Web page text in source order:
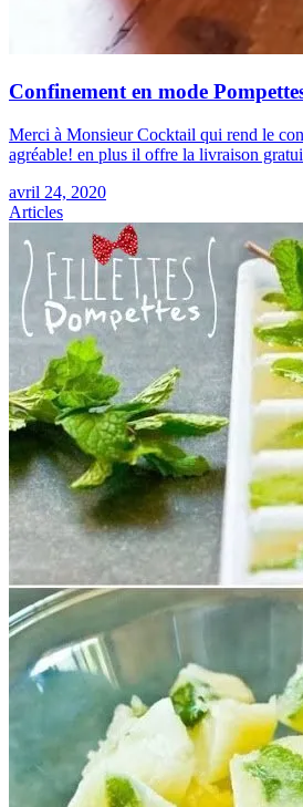
Confinement en mode
Merci à Monsieur Cocktail qui rend le
agréable! en plus il offre la livraison
avril 24, 2020
Articles